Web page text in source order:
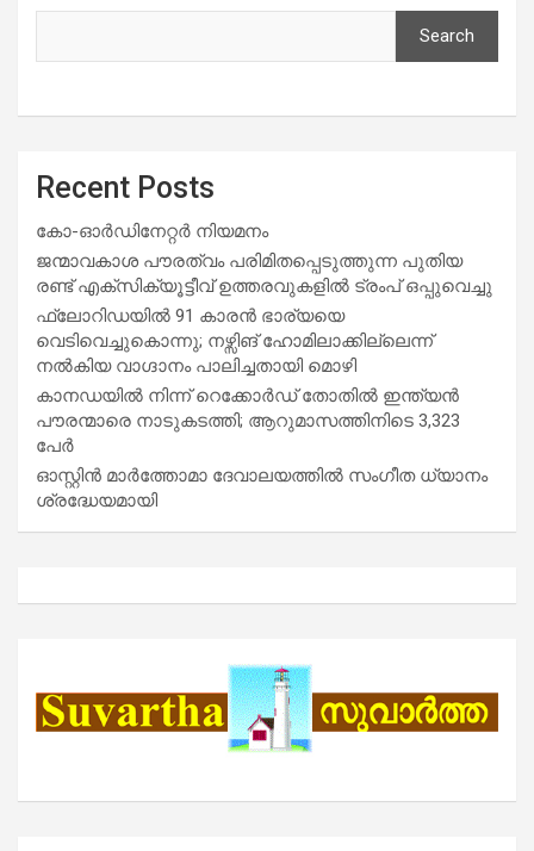
Search
Recent Posts
കോ-ഓർഡിനേറ്റർ നിയമനം
ജന്മാവകാശ പൗരത്വം പരിമിതപ്പെടുത്തുന്ന പുതിയ
രണ്ട് എക്സിക്യൂട്ടീവ് ഉത്തരവുകളിൽ ട്രംപ് ഒപ്പുവെച്ചു
ഫ്ലോറിഡയിൽ 91 കാരൻ ഭാര്യയെ
വെടിവെച്ചുകൊന്നു; നഴ്സിങ് ഹോമിലാക്കില്ലെന്ന്
നൽകിയ വാഗ്ദാനം പാലിച്ചതായി മൊഴി
കാനഡയിൽ നിന്ന് റെക്കോർഡ് തോതിൽ ഇന്ത്യൻ
പൗരന്മാരെ നാടുകടത്തി; ആറുമാസത്തിനിടെ 3,323
പേർ
ഓസ്റ്റിൻ മാർത്തോമാ ദേവാലയത്തിൽ സംഗീത ധ്യാനം
ശ്രദ്ധേയമായി